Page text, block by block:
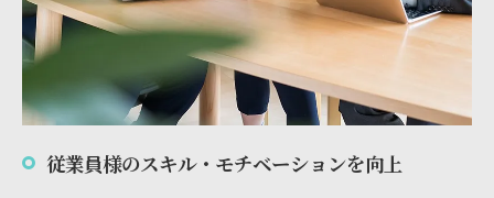
従業員様のスキル・モチベーションを向上